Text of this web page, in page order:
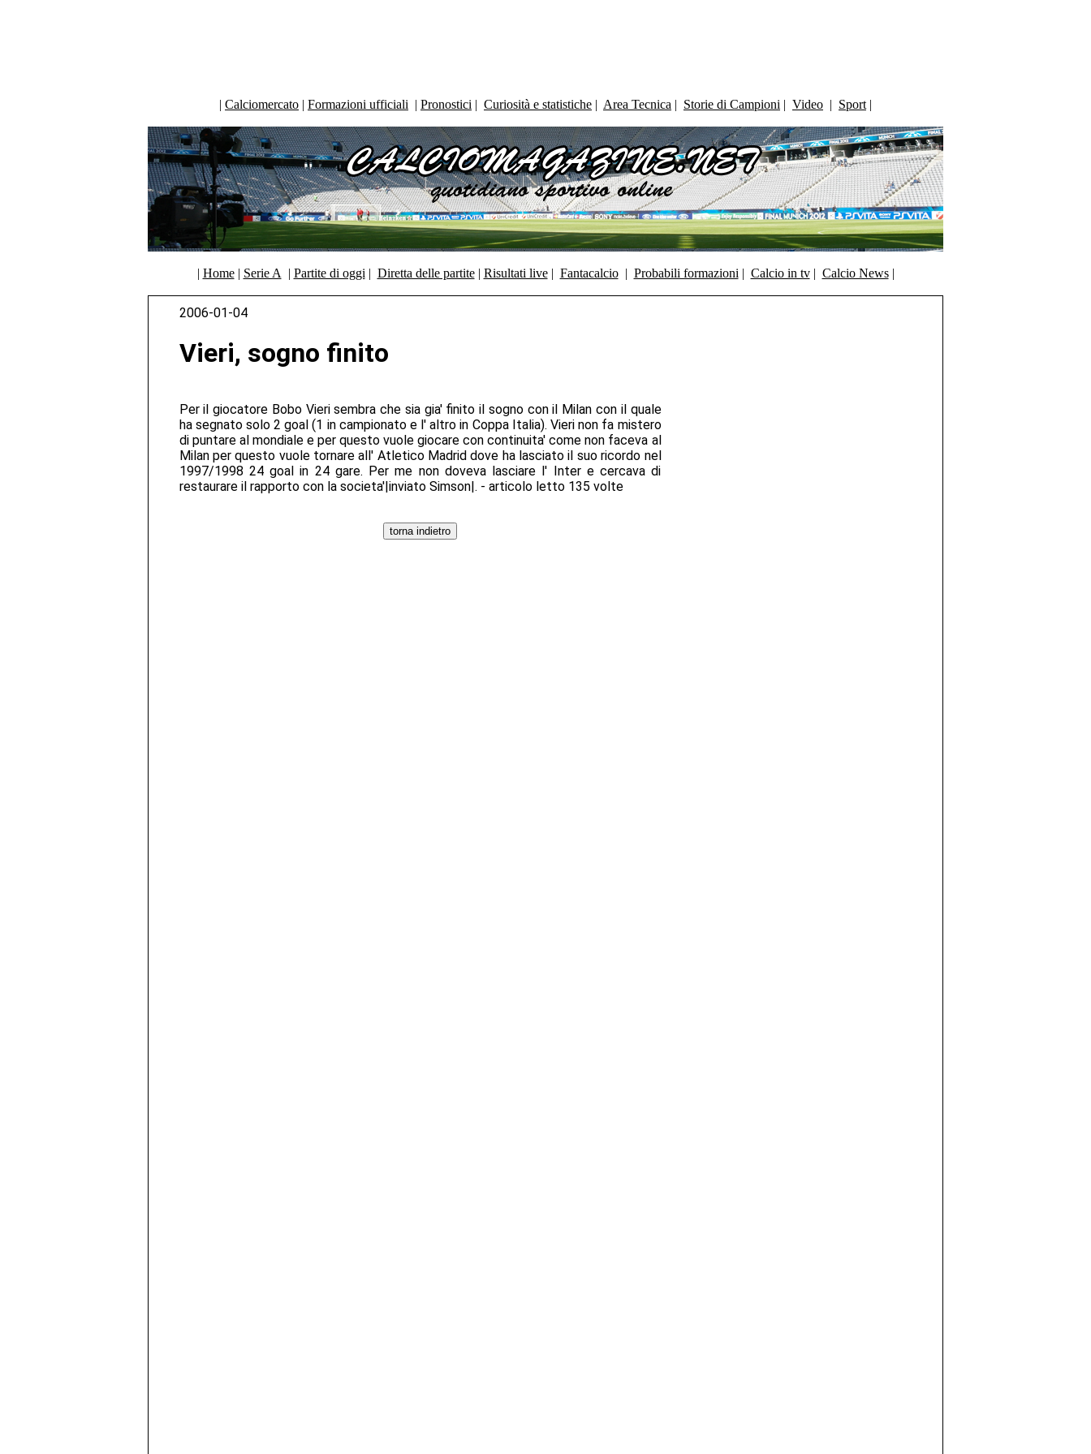
| Calciomercato | Formazioni ufficiali | Pronostici | Curiosità e statistiche | Area Tecnica | Storie di Campioni | Video | Sport |
| Home| Serie A | Partite di oggi | Diretta delle partite| Risultati live| Fantacalcio| Probabili formazioni | Calcio in tv| Calcio News|
2006-01-04
Vieri, sogno finito
Per il giocatore Bobo Vieri sembra che sia gia' finito il sogno con il Milan con il quale
ha segnato solo 2 goal (1 in campionato e l' altro in Coppa Italia). Vieri non fa mistero
di puntare al mondiale e per questo vuole giocare con continuita' come non faceva al
Milan per questo vuole tornare all' Atletico Madrid dove ha lasciato il suo ricordo nel
1997/1998 24 goal in 24 gare. Per me non doveva lasciare l' Inter e cercava di
restaurare il rapporto con la societa'|inviato Simson|. - articolo letto 135 volte